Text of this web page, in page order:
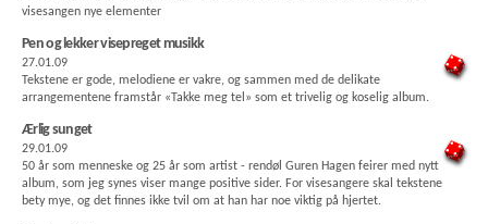
visesangen nye elementer
Pen og lekker visepreget musikk
27.01.09
Tekstene er gode, melodiene er vakre, og sammen med de delikate
arrangementene framstår «Takke meg tel» som et trivelig og koselig album.
Ærlig sunget
29.01.09
50 år som menneske og 25 år som artist - rendøl Guren Hagen feirer med nytt
album, som jeg synes viser mange positive sider. For visesangere skal tekstene
bety mye, og det finnes ikke tvil om at han har noe viktig på hjertet.